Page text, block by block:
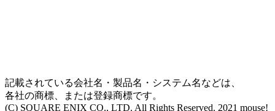
記載されている会社名・製品名・システム名などは、
各社の商標、または登録商標です。
(C) SQUARE ENIX CO., LTD. All Rights Reserved. 2021 mouse!